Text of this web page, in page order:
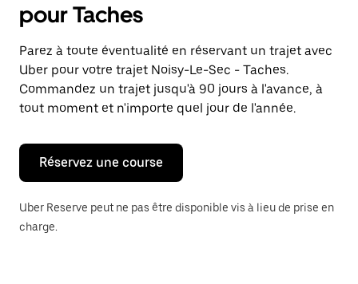
calendrier
et
sélectionner
une
date.
Appuyez
sur
la
Échap
pour
fermer
calendrier.
pour Taches
Parez à toute éventualité en réservant un trajet avec
Uber pour votre trajet Noisy-Le-Sec - Taches.
Commandez un trajet jusqu'à 90 jours à l'avance, à
tout moment et n'importe quel jour de l'année.
Réservez une course
Uber Reserve peut ne pas être disponible vis à lieu de prise en
charge.